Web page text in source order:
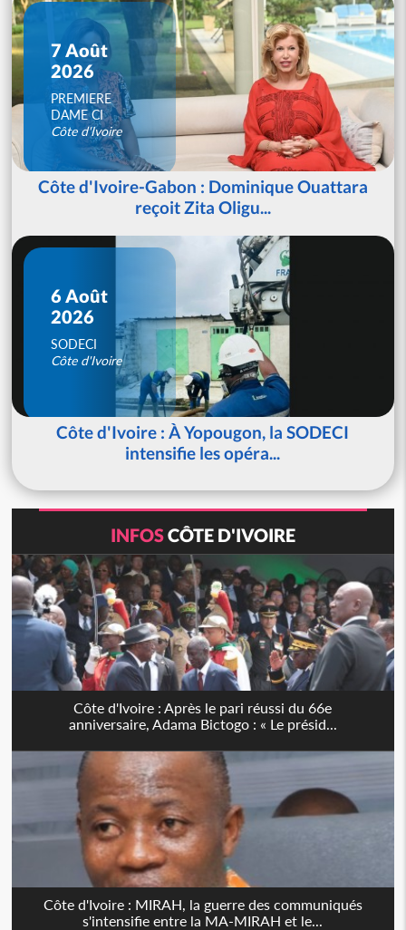
7 Août
2026
PREMIERE
DAME CI
Côte d'Ivoire
Côte d'Ivoire-Gabon : Dominique Ouattara
reçoit Zita Oligu...
6 Août
2026
SODECI
Côte d'Ivoire
Côte d'Ivoire : À Yopougon, la SODECI
intensifie les opéra...
INFOSCÔTE D'IVOIRE
Côte d'Ivoire : Après le pari réussi du 66e
anniversaire, Adama Bictogo : « Le présid...
Côte d'Ivoire : MIRAH, la guerre des communiqués
s'intensifie entre la MA-MIRAH et le...